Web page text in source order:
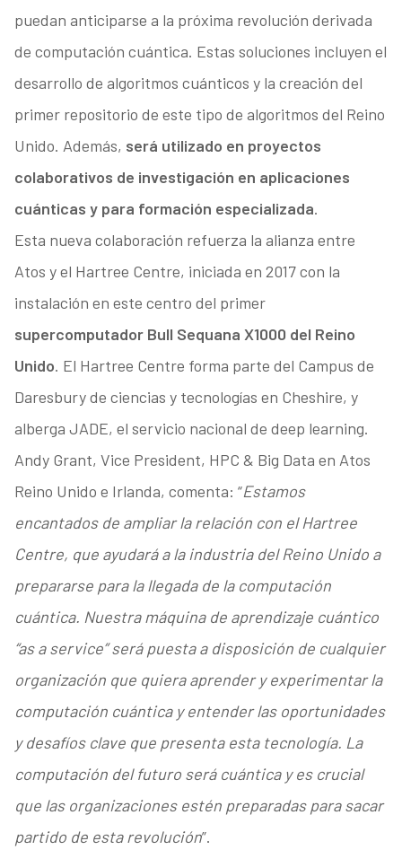
puedan anticiparse a la próxima revolución derivada
de computación cuántica. Estas soluciones incluyen el
desarrollo de algoritmos cuánticos y la creación del
primer repositorio de este tipo de algoritmos del Reino
Unido. Además, será utilizado en proyectos
colaborativos de investigación en aplicaciones
cuánticas y para formación especializada.
Esta nueva colaboración refuerza la alianza entre
Atos y el Hartree Centre, iniciada en 2017 con la
instalación en este centro del primer
supercomputador Bull Sequana X1000 del Reino
Unido. El Hartree Centre forma parte del Campus de
Daresbury de ciencias y tecnologías en Cheshire, y
alberga JADE, el servicio nacional de deep learning.
Andy Grant, Vice President, HPC & Big Data en Atos
Reino Unido e Irlanda, comenta: “Estamos
encantados de ampliar la relación con el Hartree
Centre, que ayudará a la industria del Reino Unido a
prepararse para la llegada de la computación
cuántica. Nuestra máquina de aprendizaje cuántico
“as a service” será puesta a disposición de cualquier
organización que quiera aprender y experimentar la
computación cuántica y entender las oportunidades
y desafíos clave que presenta esta tecnología. La
computación del futuro será cuántica y es crucial
que las organizaciones estén preparadas para sacar
partido de esta revolución”.